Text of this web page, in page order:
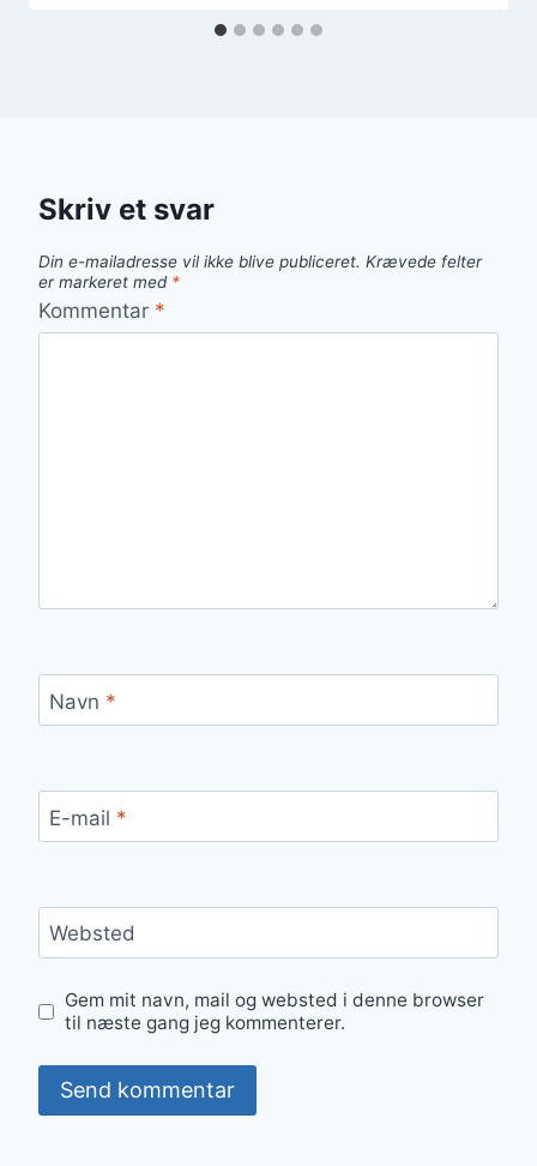
Skriv et svar
Din e-mailadresse vil ikke blive publiceret. Krævede felter
er markeret med *
Kommentar *
Navn *
E-mail *
Websted
Gem mit navn, mail og websted i denne browser
til næste gang jeg kommenterer.